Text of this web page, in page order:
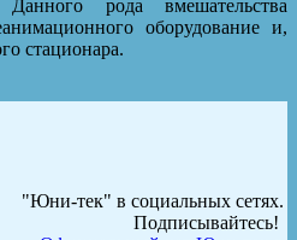
рода вмешательства
оборудование и,
стационара.
"Юни-тек" в социальных сетях.
Подписывайтесь!